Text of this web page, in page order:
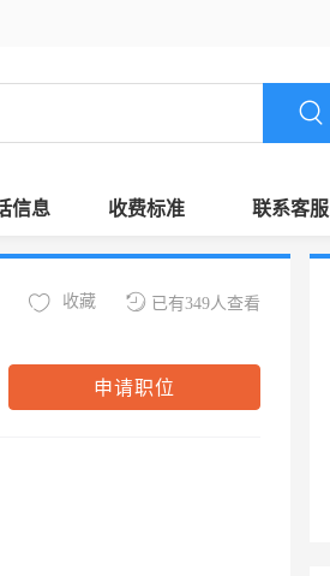
信息 收费标准 联系客服
已有349人查看
收藏
申请职位